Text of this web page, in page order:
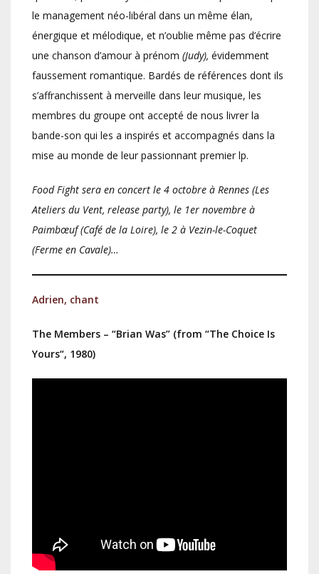
le management néo-libéral dans un même élan,
énergique et mélodique, et n’oublie même pas d’écrire
une chanson d’amour à prénom (Judy), évidemment
faussement romantique. Bardés de références dont ils
s’affranchissent à merveille dans leur musique, les
membres du groupe ont accepté de nous livrer la
bande-son qui les a inspirés et accompagnés dans la
mise au monde de leur passionnant premier lp.
Food Fight sera en concert le 4 octobre à Rennes (Les
Ateliers du Vent, release party), le 1er novembre à
Paimbœuf (Café de la Loire), le 2 à Vezin-le-Coquet
(Ferme en Cavale)…
Adrien, chant
The Members – “Brian Was” (from “The Choice Is
Yours“, 1980)